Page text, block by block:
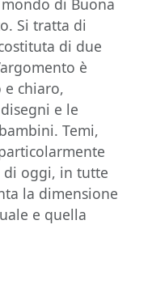
di Buona
Si tratta di
di due
è
chiaro,
e le
Temi,
oggi, in tutte
la dimensione
e quella